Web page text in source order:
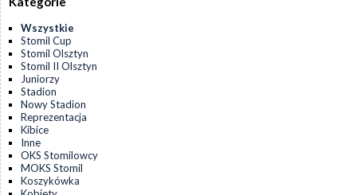
Wszystkie
Stomil Cup
Stomil Olsztyn
Stomil II Olsztyn
Juniorzy
Stadion
Nowy Stadion
Reprezentacja
Kibice
Inne
OKS Stomilowcy
MOKS Stomil
Koszykówka